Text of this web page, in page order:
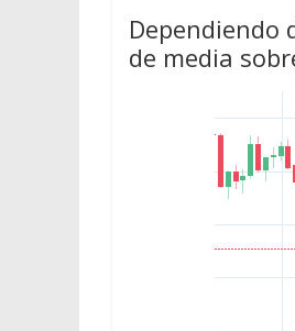
Dependiendo
de media